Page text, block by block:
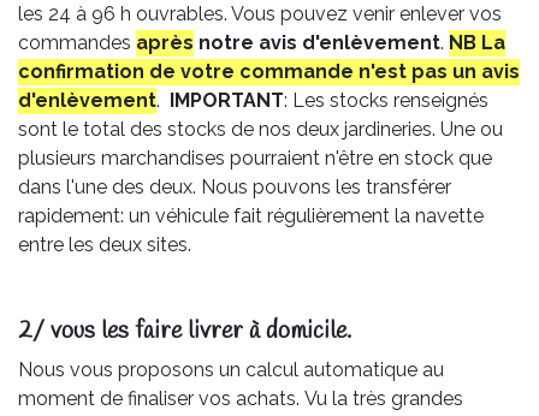
les 24 à 96 h ouvrables. Vous pouvez venir enlever vos
commandes après notre avis d'enlèvement. NB La
confirmation de votre commande n'est pas un avis
d'enlèvement. IMPORTANT: Les stocks renseignés
sont le total des stocks de nos deux jardineries. Une ou
plusieurs marchandises pourraient n'être en stock que
dans l'une des deux. Nous pouvons les transférer
rapidement: un véhicule fait régulièrement la navette
entre les deux sites.
2/ vous les faire livrer à domicile.
Nous vous proposons un calcul automatique au
moment de finaliser vos achats. Vu la très grandes